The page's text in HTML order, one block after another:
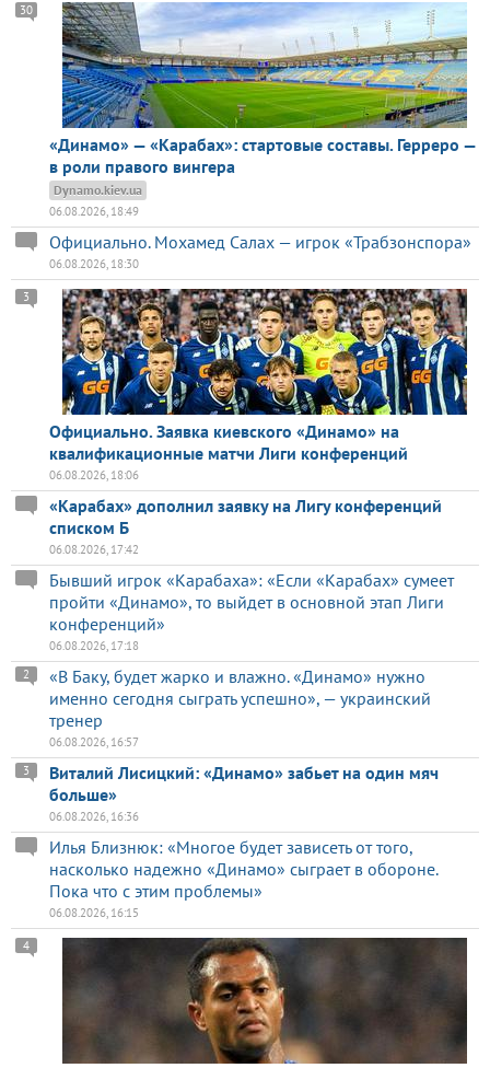
«Динамо» — «Карабах»: стартовые составы. Герреро —
в роли правого вингера
30
Dynamo.kiev.ua
06.08.2026, 18:49
Официально. Мохамед Салах — игрок «Трабзонспора»
06.08.2026, 18:30
Официально. Заявка киевского «Динамо» на
квалификационные матчи Лиги конференций
3
06.08.2026, 18:06
«Карабах» дополнил заявку на Лигу конференций
списком Б
06.08.2026, 17:42
Бывший игрок «Карабаха»: «Если «Карабах» сумеет
пройти «Динамо», то выйдет в основной этап Лиги
конференций»
06.08.2026, 17:18
«В Баку, будет жарко и влажно. «Динамо» нужно
именно сегодня сыграть успешно», — украинский
тренер
2
06.08.2026, 16:57
Виталий Лисицкий: «Динамо» забьет на один мяч
больше»
3
06.08.2026, 16:36
Илья Близнюк: «Многое будет зависеть от того,
насколько надежно «Динамо» сыграет в обороне.
Пока что с этим проблемы»
06.08.2026, 16:15
4